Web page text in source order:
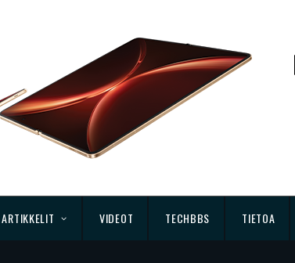
ARTIKKELIT VIDEOT TECHBBS TIETOA